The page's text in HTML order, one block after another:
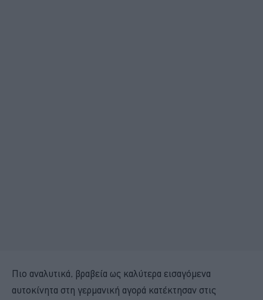
Πιο αναλυτικά, βραβεία ως καλύτερα εισαγόμενα
αυτοκίνητα στη γερμανική αγορά κατέκτησαν στις